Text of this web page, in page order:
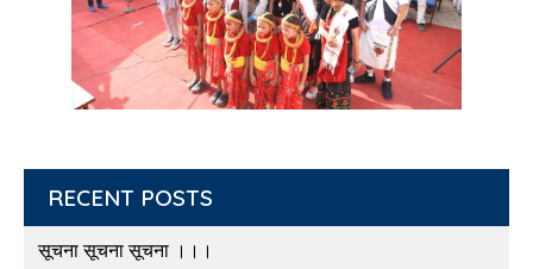
RECENT POSTS
सूचना सूचना सूचना ।।।